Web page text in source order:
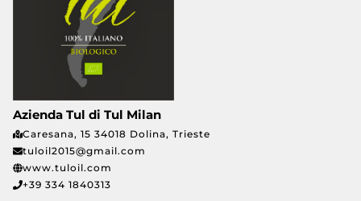
Azienda Tul di Tul Milan
Caresana, 15 34018 Dolina, Trieste
tuloil2015@gmail.com
www.tuloil.com
+39 334 1840313